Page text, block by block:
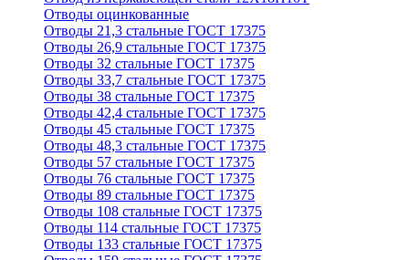
Отводы оцинкованные
Отводы 21,3 стальные ГОСТ 17375
Отводы 26,9 стальные ГОСТ 17375
Отводы 32 стальные ГОСТ 17375
Отводы 33,7 стальные ГОСТ 17375
Отводы 38 стальные ГОСТ 17375
Отводы 42,4 стальные ГОСТ 17375
Отводы 45 стальные ГОСТ 17375
Отводы 48,3 стальные ГОСТ 17375
Отводы 57 стальные ГОСТ 17375
Отводы 76 стальные ГОСТ 17375
Отводы 89 стальные ГОСТ 17375
Отводы 108 стальные ГОСТ 17375
Отводы 114 стальные ГОСТ 17375
Отводы 133 стальные ГОСТ 17375